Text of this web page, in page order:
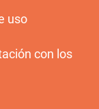
uso
con los